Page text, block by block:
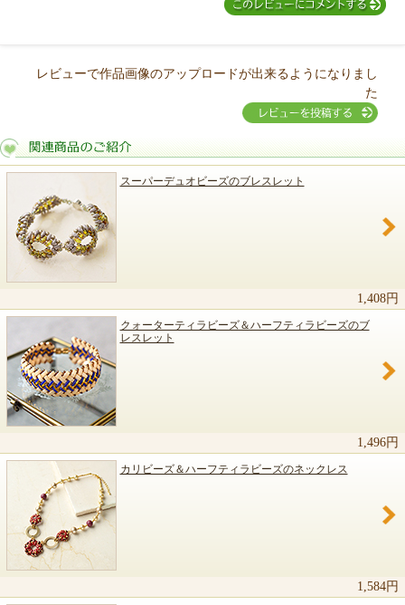
レビューで作品画像のアップロードが出来るようになりまし
た
スーパーデュオビーズのブレスレット
1,408円
クォーターティラビーズ＆ハーフティラビーズのブ
レスレット
1,496円
カリビーズ＆ハーフティラビーズのネックレス
1,584円